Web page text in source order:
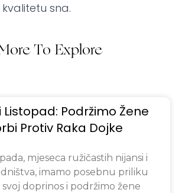
sna.
To Explore
Listopad: Podržimo Žene
Protiv Raka Dojke
mjeseca ružičastih nijansi i
imamo posebnu priliku
doprinos i podržimo žene